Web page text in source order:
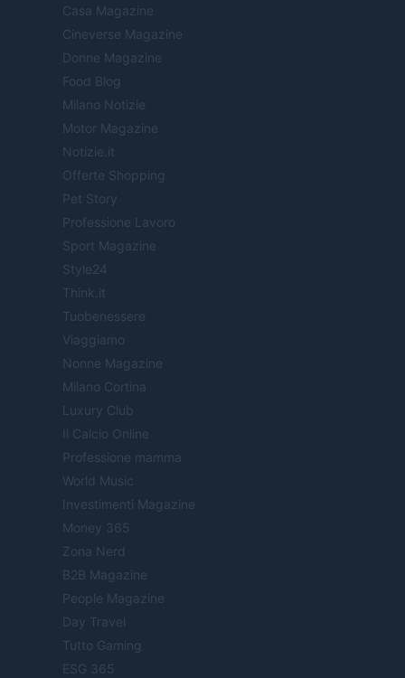
Casa Magazine
Cineverse Magazine
Donne Magazine
Food Blog
Milano Notizie
Motor Magazine
Notizie.it
Offerte Shopping
Pet Story
Professione Lavoro
Sport Magazine
Style24
Think.it
Tuobenessere
Viaggiamo
Nonne Magazine
Milano Cortina
Luxury Club
Il Calcio Online
Professione mamma
World Music
Investimenti Magazine
Money 365
Zona Nerd
B2B Magazine
People Magazine
Day Travel
Tutto Gaming
ESG 365